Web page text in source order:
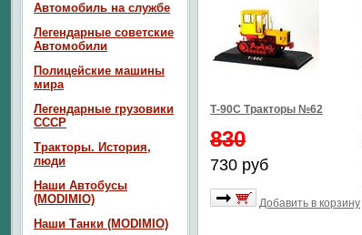
Т-90С Тракторы №62
830
730 руб
Добавить в корзину
Автомобиль на службе
Легендарные советские
Автомобили
Полицейские машины
мира
Легендарные грузовики
СССР
Тракторы. История,
люди
Наши Автобусы
(MODIMIO)
Наши Танки (MODIMIO)